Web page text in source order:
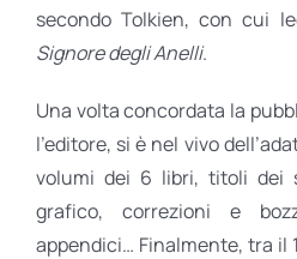
secondo Tolkien, con cui
Signore degli Anelli.
Una volta concordata la
l’editore, si è nel vivo
volumi dei 6 libri, titoli dei
grafico, correzioni e
appendici… Finalmente, tra il